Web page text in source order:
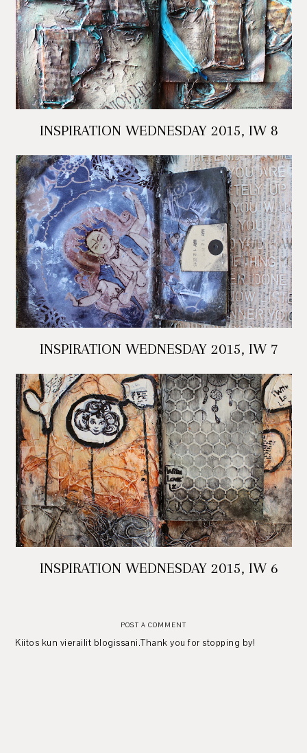
INSPIRATION WEDNESDAY 2015, IW 8
INSPIRATION WEDNESDAY 2015, IW 7
INSPIRATION WEDNESDAY 2015, IW 6
POST A COMMENT
Kiitos kun vierailit blogissani.Thank you for stopping by!